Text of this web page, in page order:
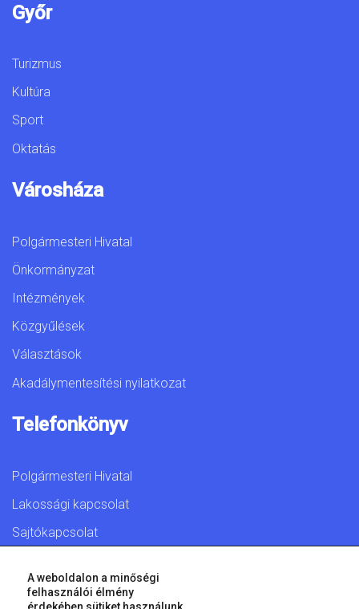
Győr
Turizmus
Kultúra
Sport
Oktatás
Városháza
Polgármesteri Hivatal
Önkormányzat
Intézmények
Közgyűlések
Választások
Akadálymentesítési nyilatkozat
Telefonkönyv
Polgármesteri Hivatal
Lakossági kapcsolat
Sajtókapcsolat
A weboldalon a minőségi
felhasználói élmény